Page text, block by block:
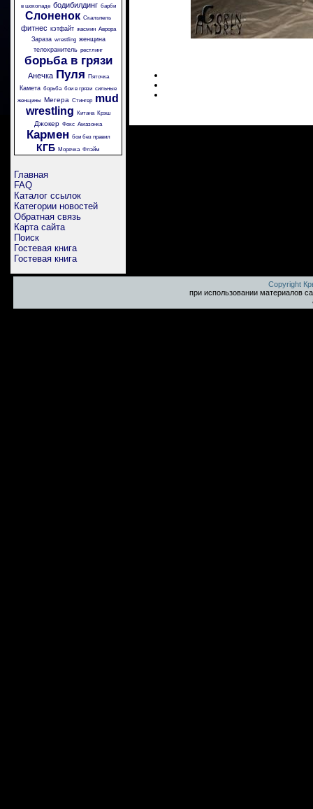
в шоколаде бодибилдинг барби
Слоненок Скальпель
фитнес кэтфайт жасмин Аврора
Зараза wrestling женщина
телохранитель рестлинг
борьба в грязи
Анечка Пуля Пяточка
Камета борьба бои в грязи сильные
женщины Мегера Стингер mud
wrestling
Китана Крэш
Джокер Фокс Амазонка
Кармен бои без правил
КГБ Морячка Флэйм
Главная
FAQ
Каталог ссылок
Категории новостей
Обратная связь
Карта сайта
Поиск
Гостевая книга
Гостевая книга
Copyright
при использовании материалов